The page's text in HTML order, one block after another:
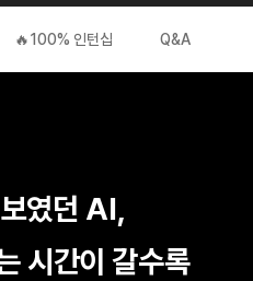
🔥100% 인턴십 Q&A
였던 AI,
시간이 갈수록